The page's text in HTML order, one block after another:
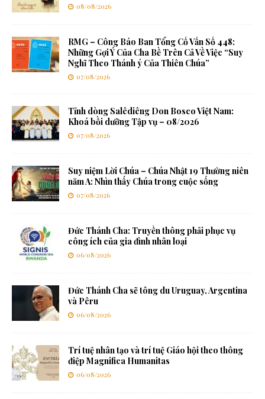
08/08/2026
RMG – Công Báo Ban Tổng Cố Vấn Số 448:
Những Gợi Ý Của Cha Bề Trên Cả Về Việc “Suy
Nghĩ Theo Thánh ý Của Thiên Chúa”
07/08/2026
Tỉnh dòng Salêdiêng Don Bosco Việt Nam:
Khoá bồi dưỡng Tập vụ – 08/2026
07/08/2026
Suy niệm Lời Chúa – Chúa Nhật 19 Thường niên
năm A: Nhìn thấy Chúa trong cuộc sống
07/08/2026
Đức Thánh Cha: Truyền thông phải phục vụ
công ích của gia đình nhân loại
06/08/2026
Đức Thánh Cha sẽ tông du Uruguay, Argentina
và Pêru
06/08/2026
Trí tuệ nhân tạo và trí tuệ Giáo hội theo thông
điệp Magnifica Humanitas
06/08/2026